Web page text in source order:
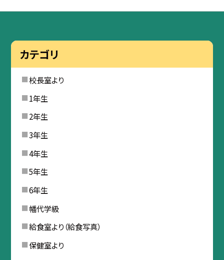
カテゴリ
校長室より
1年生
2年生
3年生
4年生
5年生
6年生
幡代学級
給食室より（給食写真）
保健室より